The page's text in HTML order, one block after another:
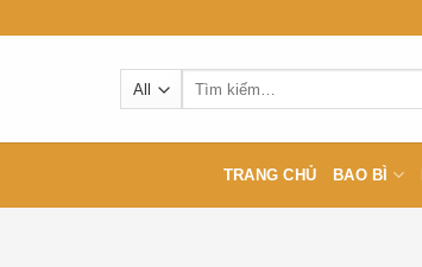
TRANG CHỦ BAO BÌ